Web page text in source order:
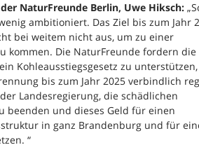
NaturFreunde Berlin, Uwe Hiksch:
ambitioniert. Das Ziel bis zum Jahr
bei weitem nicht aus, um zu einer
kommen. Die NaturFreunde fordern
Kohleausstiegsgesetz zu unterstützen,
bis zum Jahr 2025 verbindlich
Landesregierung, die schädlichen
beenden und dieses Geld für einen
in ganz Brandenburg und für
“